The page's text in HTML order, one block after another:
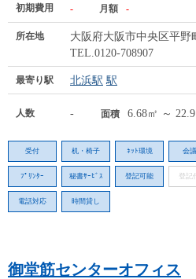
初期費用 - 月額 -
所在地
大阪府大阪市中央区平
TEL.0120-708907
最寄り駅 北浜駅 駅
人数 - 面積 6.68㎡ ～
受付 机・椅子 ﾈｯﾄ環境 会
ﾌﾟﾘﾝﾀｰ 秘書ｻｰﾋﾞｽ 登記可能 登記
電話対応 時間貸し
御堂筋センターオフィス